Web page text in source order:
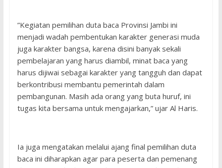
”Kegiatan pemilihan duta baca Provinsi Jambi ini
menjadi wadah pembentukan karakter generasi muda
juga karakter bangsa, karena disini banyak sekali
pembelajaran yang harus diambil, minat baca yang
harus dijiwai sebagai karakter yang tangguh dan dapat
berkontribusi membantu pemerintah dalam
pembangunan. Masih ada orang yang buta huruf, ini
tugas kita bersama untuk mengajarkan,” ujar Al Haris.
Ia juga mengatakan melalui ajang final pemilihan duta
baca ini diharapkan agar para peserta dan pemenang